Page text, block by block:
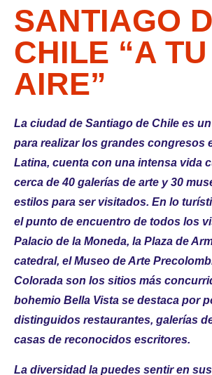
SANTIAGO
CHILE “A TU
AIRE”
La ciudad de Santiago de Chile es
para realizar los grandes congresos
Latina, cuenta con una intensa vida
cerca de 40 galerías de arte y 30
estilos para ser visitados. En lo
el punto de encuentro de todos los
Palacio de la Moneda, la Plaza de
catedral, el Museo de Arte
Colorada son los sitios más
bohemio Bella Vista se destaca por
distinguidos restaurantes, galerías
casas de reconocidos escritores.
La diversidad la puedes sentir en